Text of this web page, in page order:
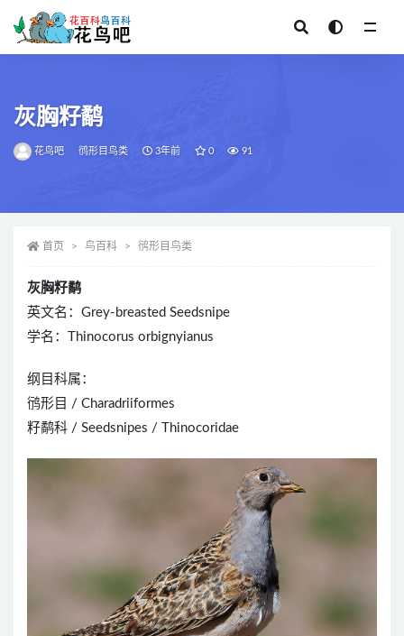
灰胸籽鹬
花鸟吧 鸻形目鸟类 3年前 0 91
首页 鸟百科 鸻形目鸟类
灰胸籽鹬
英文名：Grey-breasted Seedsnipe
学名：Thinocorus orbignyianus
纲目科属：
鸻形目 / Charadriiformes
籽鹬科 / Seedsnipes / Thinocoridae